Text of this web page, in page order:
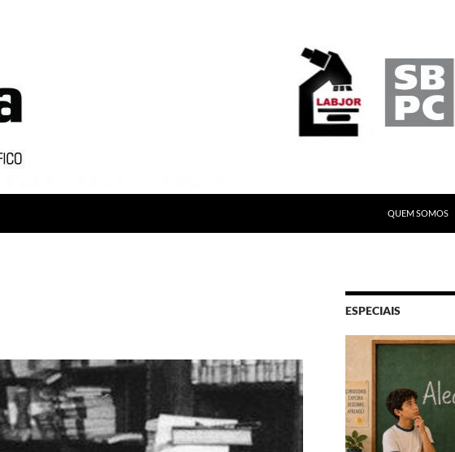
QUEM SOMOS
ESPECIAIS